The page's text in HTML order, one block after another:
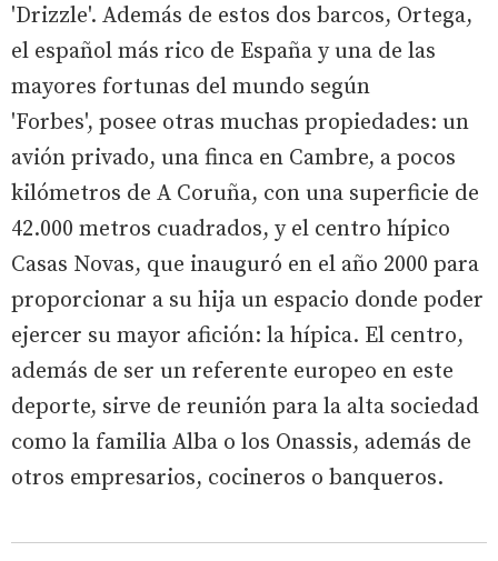
'Drizzle'. Además de estos dos barcos, Ortega,
el español más rico de España y una de las
mayores fortunas del mundo según
'Forbes', posee otras muchas propiedades: un
avión privado, una finca en Cambre, a pocos
kilómetros de A Coruña, con una superficie de
42.000 metros cuadrados, y el centro hípico
Casas Novas, que inauguró en el año 2000 para
proporcionar a su hija un espacio donde poder
ejercer su mayor afición: la hípica. El centro,
además de ser un referente europeo en este
deporte, sirve de reunión para la alta sociedad
como la familia Alba o los Onassis, además de
otros empresarios, cocineros o banqueros.